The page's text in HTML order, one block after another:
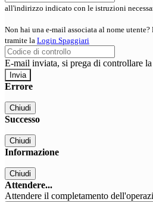
all'indirizzo indicato con le istruzioni
Non hai una e-mail associata al nome
tramite la Login Spaggiari
E-mail inviata, si prega di controllare
Errore
Chiudi
Successo
Chiudi
Informazione
Chiudi
Attendere...
Attendere il completamento